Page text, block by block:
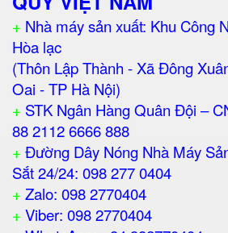
+ Nhà máy sản xuất: Khu Công
Hòa lạc
(Thôn Lập Thành - Xã Đông
Oai - TP Hà Nội)
+ STK Ngân Hàng Quân Đội –
88 2112 6666 888
+ Đường Dây Nóng Nhà Máy
Sắt 24/24: 098 277 0404
+ Zalo: 098 2770404
+ Viber: 098 2770404